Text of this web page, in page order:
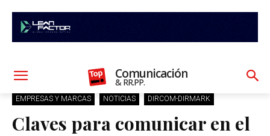
Comunicación
& RR.PP.
EMPRESAS Y MARCAS NOTICIAS DIRCOM-DIRMARK
Claves para comunicar en el